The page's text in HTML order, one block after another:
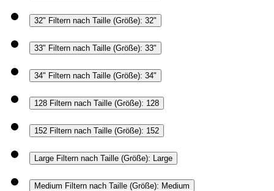
32" Filtern nach Taille (Größe): 32"
33" Filtern nach Taille (Größe): 33"
34" Filtern nach Taille (Größe): 34"
128 Filtern nach Taille (Größe): 128
152 Filtern nach Taille (Größe): 152
Large Filtern nach Taille (Größe): Large
Medium Filtern nach Taille (Größe): Medium